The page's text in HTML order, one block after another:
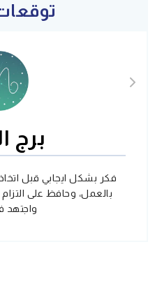
توقعات
برج
فكر بشكل ايجابي قبل
بالعمل، وحافظ على